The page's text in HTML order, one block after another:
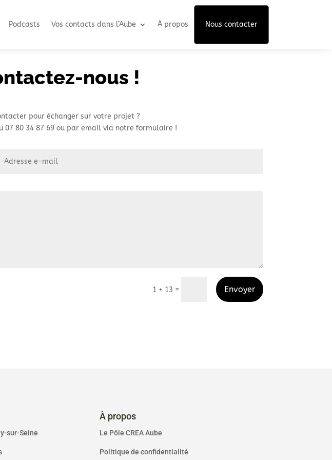
Podcasts Vos contacts dans l’Aube À propos Nous contacter
nous !
pour échanger sur votre projet ?
07 80 34 87 69 ou par email via notre formulaire !
1 + 13 = Envoyer
sur-Seine
À propos
Le Pôle CREA Aube
Politique de confidentialité